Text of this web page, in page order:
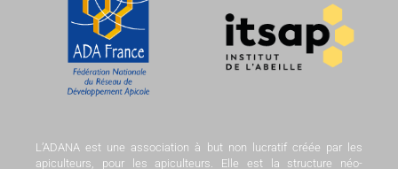
L’ADANA est une association à but non lucratif créée par les
apiculteurs, pour les apiculteurs. Elle est la structure néo-